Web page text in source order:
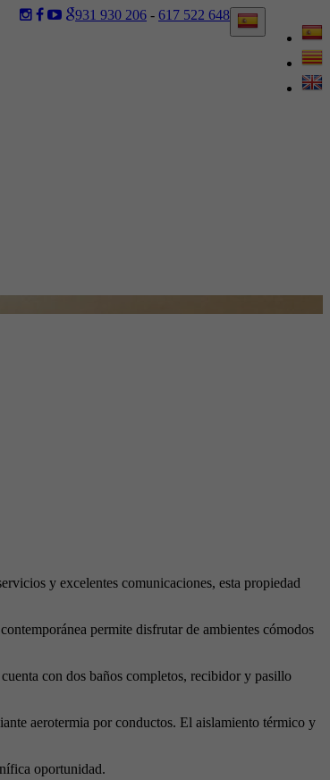
931 930 206 - 617 522 648
y excelentes comunicaciones, esta propiedad
permite disfrutar de ambientes cómodos
con dos baños completos, recibidor y pasillo
aerotermia por conductos. El aislamiento térmico y
oportunidad.